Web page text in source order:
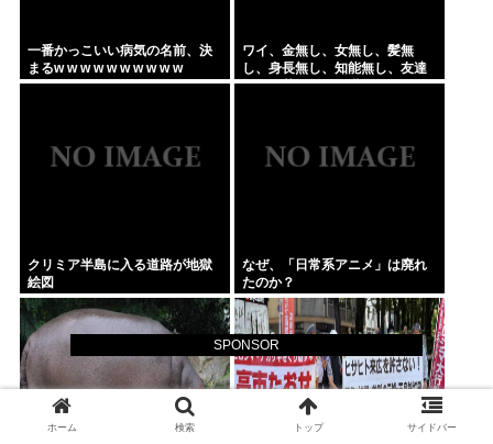
SPONSOR
一番かっこいい病気の名前、決
まるw w w w w w w w w w
ワイ、金無し、女無し、髪無
し、身長無し、知能無し、友達
無し、若さ無し、職歴無し、や
クリミア半島に入る道路が地獄
絵図
なぜ、「日常系アニメ」は廃れ
たのか？
ホーム 検索 トップ サイドバー